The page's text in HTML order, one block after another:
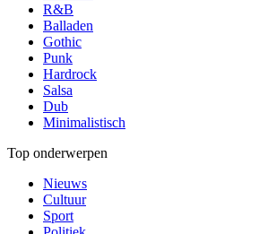
R&B
Balladen
Gothic
Punk
Hardrock
Salsa
Dub
Minimalistisch
Top onderwerpen
Nieuws
Cultuur
Sport